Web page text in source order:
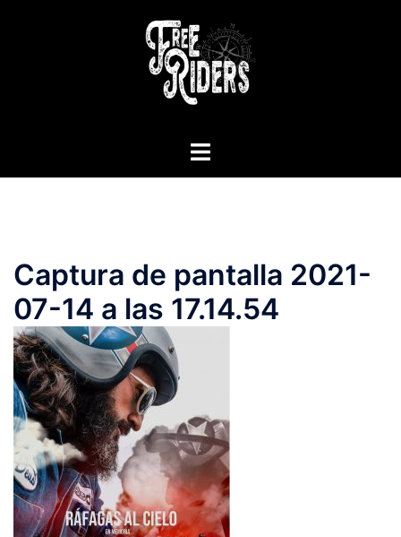
Alternar
Captura de pantalla 2021-
07-14 a las 17.14.54